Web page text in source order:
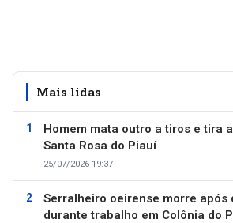
Mais lidas
Homem mata outro a tiros e tira
Santa Rosa do Piauí
25/07/2026 19:37
Serralheiro oeirense morre após
durante trabalho em Colônia do